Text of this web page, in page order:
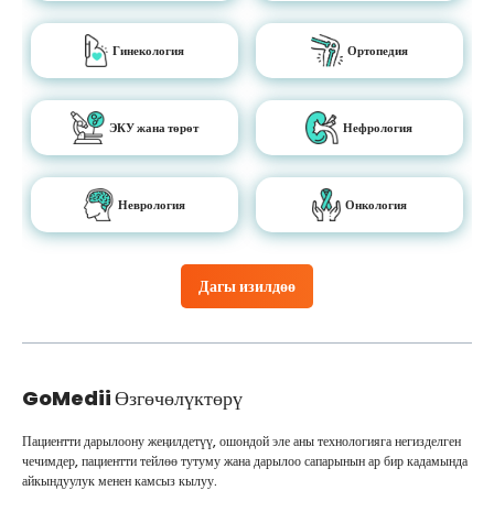
Дагы изилдөө
Гинекология Ортопедия
ЭКУ жана төрөт Нефрология
Неврология Онкология
GoMediiӨзгөчөлүктөрү
Пациентти дарылоону жеңилдетүү, ошондой эле аны технологияга негизделген
чечимдер, пациентти тейлөө тутуму жана дарылоо сапарынын ар бир кадамында
айкындуулук менен камсыз кылуу.